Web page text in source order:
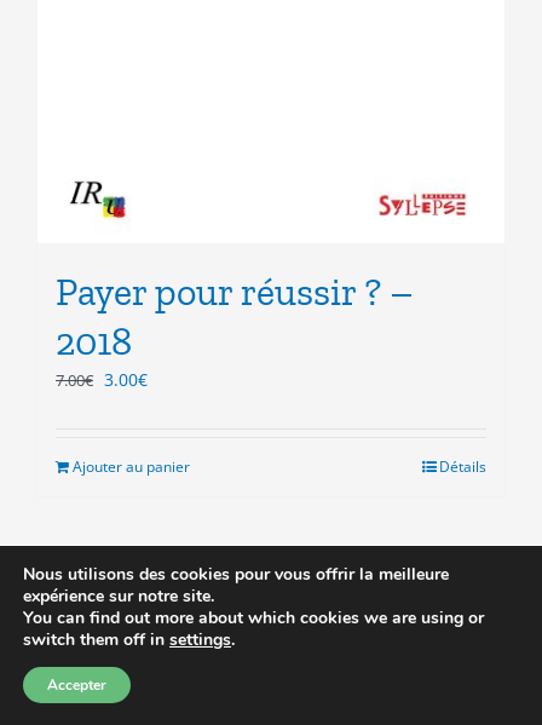
Payer pour réussir ? –
2018
7.00€ Le
était :
3.00€Le
est :
Ajouter au panier Détails
Prix réduit
Nous utilisons des cookies pour vous offrir la meilleure
expérience sur notre site.
You can find out more about which cookies we are using or
switch them off in settings.
Accepter